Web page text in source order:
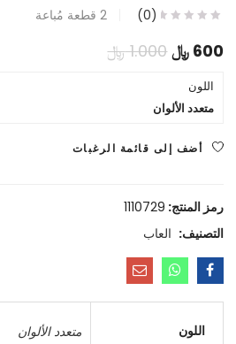
(0)
2 قطعة مُباعة
600 ﷼السعر
هو:
600 ﷼.
1.000 ﷼السعر
1.000 ﷼.
اللون
متعدد الألوان
أضف إلى قائمة الرغبات
رمز المنتج: 1110729
التصنيف: العاب
اللون متعدد الألوان